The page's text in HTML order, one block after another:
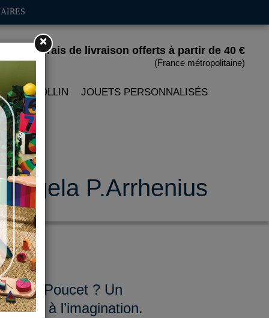
Frais de livraison offerts à partir de 40 €
(France métropolitaine)
PETITCOLLIN JOUETS PERSONNALISÉS
Ingela P.Arrhenius
Petit Poucet ? Un
et à l’imagination.
×